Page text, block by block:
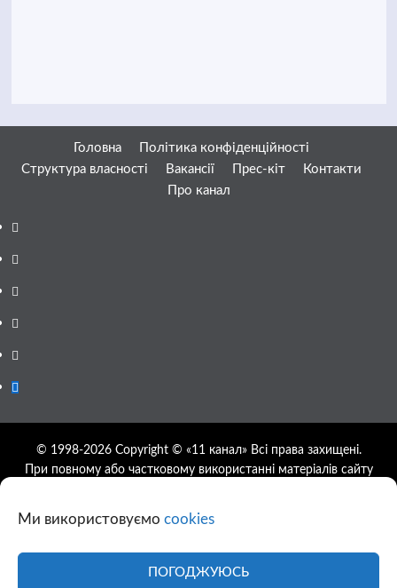
Ми використовуємо cookies
ПОГОДЖУЮСЬ
Головна
Політика конфіденційності
Структура власності
Вакансії Прес-кіт
Контакти
Про канал
Facebook
YouTube
Telegram
Instagram
Twitter
Google
© 1998-2026 Copyright © «11 канал» Всі права захищені.
При повному або частковому використанні матеріалів сайту
дозволяється за умови посилання на джерело та прямого